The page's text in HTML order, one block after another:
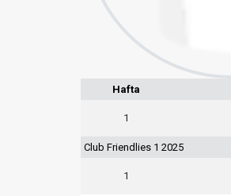
Hafta
1
Club Friendlies 1 2025
1